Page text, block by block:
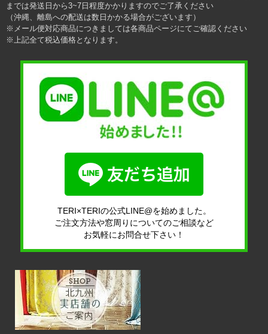
までは発送日から3~7日程度かかりますのでご了承ください
（沖縄、離島への配送は数日かかる場合がございます）
※メール便対応商品につきましては各商品ページにてご確認ください
※上記全て税込価格となります。
TERI×TERIの公式LINE@を始めました。
ご注文方法や窓周りについてのご相談など
お気軽にお問合せ下さい！